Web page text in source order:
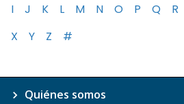
I
J K L M N O P Q R
X
Y Z #
Quiénes somos